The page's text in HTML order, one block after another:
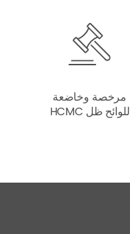
مرخصة وخاضعة
للوائح ظل HCMC